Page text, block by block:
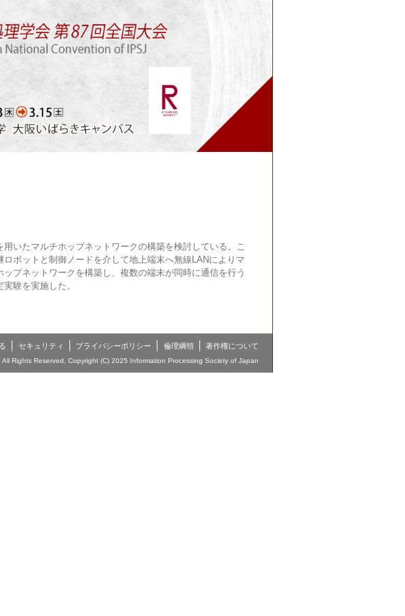
いたマルチホップネットワークの構築を検討している。こ
ボットと制御ノードを介して地上端末へ無線LANによりマ
プネットワークを構築し、複数の端末が同時に通信を行う
験を実施した。
セキュリティ プライバシーポリシー 倫理綱領 著作権について
All Rights Reserved, Copyright (C) 2025 Information Processing Society of Japan